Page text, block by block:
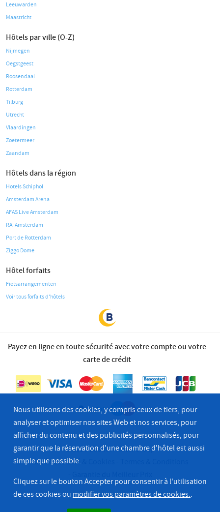
Leeuwarden
Maastricht
Hôtels par ville (O-Z)
Nijmegen
Oegstgeest
Roosendaal
Rotterdam
Tilburg
Utrecht
Vlaardingen
Zoetermeer
Zaandam
Hôtels dans la région
Hotels Schiphol
Amsterdam Arena
AFAS Live Amsterdam
RAI Amsterdam
Port de Rotterdam
Ziggo Dome
Hôtel forfaits
Fietsarrangementen
Voir tous forfaits d'hôtels
Payez en ligne en toute sécurité avec votre compte ou votre
carte de crédit
© 2026 Bastion Hotel Groep
Confidentialité & Cookies
Nous utilisons des cookies, y compris ceux de tiers, pour
analyser et optimiser nos sites Web et nos services, pour
afficher du contenu et des publicités personnalisés, pour
garantir que la réservation d'une chambre d'hôtel est aussi
simple que possible.
Cliquez sur le bouton Accepter pour consentir à l'utilisation
de ces cookies ou modifier vos paramètres de cookies..